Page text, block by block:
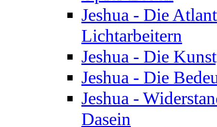
Jeshua - Die
Lichtarbeitern
Jeshua - Die
Jeshua - Die
Jeshua -
Dasein